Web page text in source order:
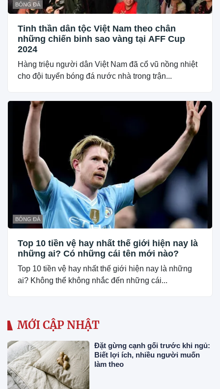
BÓNG ĐÁ
Tinh thần dân tộc Việt Nam theo chân
những chiến binh sao vàng tại AFF Cup
2024
Hàng triệu người dân Việt Nam đã cổ vũ nồng nhiệt
cho đội tuyển bóng đá nước nhà trong trận...
BÓNG ĐÁ
Top 10 tiền vệ hay nhất thế giới hiện nay là
những ai? Có những cái tên mới nào?
Top 10 tiền vệ hay nhất thế giới hiện nay là những
ai? Không thể không nhắc đến những cái...
MỚI CẬP NHẬT
Đặt gừng cạnh gối trước khi ngủ:
Biết lợi ích, nhiều người muốn
làm theo